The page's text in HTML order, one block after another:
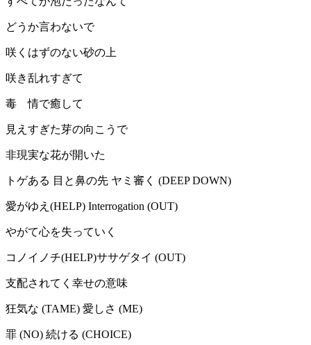
どうか言わないで
咲くはずのない砂の上
咲き乱れすぎて
毒 情で癒して
見えすぎた芽の向こうで
非現実な花が開いた
トゲある 目と鼻の先 ヤミ審く (DEEP DOWN)
愛がゆえ(HELP) Interrogation (OUT)
やがて心を失っていく
コノイノチ(HELP)ササゲタイ (OUT)
支配されてく幸せの意味
狂気な (TAME) 愛しさ (ME)
罪 (NO) 続ける (CHOICE)